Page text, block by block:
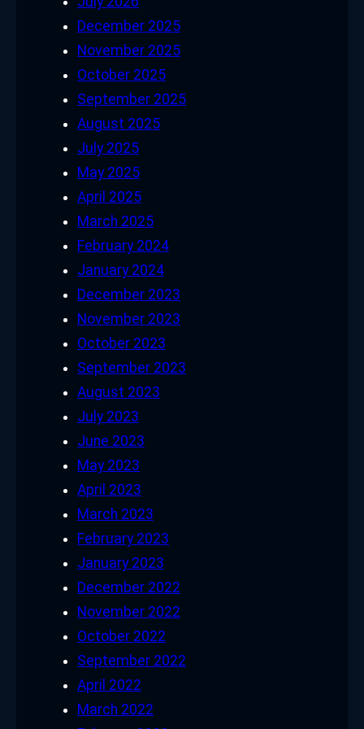
December 2025
November 2025
October 2025
September 2025
August 2025
July 2025
May 2025
April 2025
March 2025
February 2024
January 2024
December 2023
November 2023
October 2023
September 2023
August 2023
July 2023
June 2023
May 2023
April 2023
March 2023
February 2023
January 2023
December 2022
November 2022
October 2022
September 2022
April 2022
March 2022